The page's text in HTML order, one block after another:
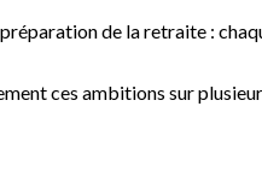
de la retraite :
ces ambitions sur